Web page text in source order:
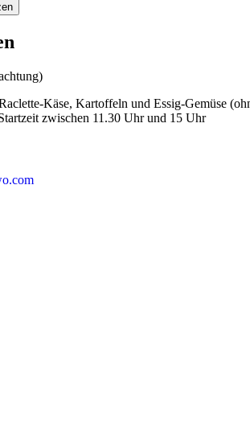
Käse, Kartoffeln und Essig-Gemüse
zwischen 11.30 Uhr und 15 Uhr